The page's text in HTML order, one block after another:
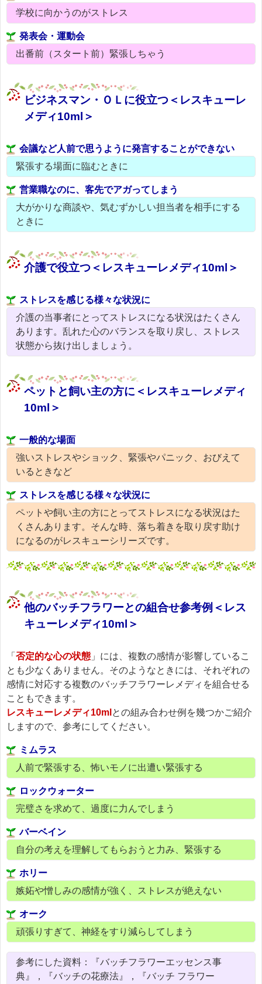
学校に向かうのがストレス
発表会・運動会
出番前（スタート前）緊張しちゃう
ビジネスマン・ＯＬに役立つ＜レスキューレ
メディ10ml＞
会議など人前で思うように発言することができない
緊張する場面に臨むときに
営業職なのに、客先でアガってしまう
大がかりな商談や、気むずかしい担当者を相手にする
ときに
介護で役立つ＜レスキューレメディ10ml＞
ストレスを感じる様々な状況に
介護の当事者にとってストレスになる状況はたくさん
あります。乱れた心のバランスを取り戻し、ストレス
状態から抜け出しましょう。
ペットと飼い主の方に＜レスキューレメディ
10ml＞
一般的な場面
強いストレスやショック、緊張やパニック、おびえて
いるときなど
ストレスを感じる様々な状況に
ペットや飼い主の方にとってストレスになる状況はた
くさんあります。そんな時、落ち着きを取り戻す助け
になるのがレスキューシリーズです。
他のバッチフラワーとの組合せ参考例＜レス
キューレメディ10ml＞
「 否定的な心の状態 」には、複数の感情が影響しているこ
とも少なくありません。そのようなときには、それぞれの
感情に対応する複数のバッチフラワーレメディを組合せる
こともできます。
レスキューレメディ10ml との組み合わせ例を幾つかご紹介
しますので、参考にしてください。
ミムラス
人前で緊張する、怖いモノに出遭い緊張する
ロックウォーター
完璧さを求めて、過度に力んでしまう
バーベイン
自分の考えを理解してもらおうと力み、緊張する
ホリー
嫉妬や憎しみの感情が強く、ストレスが絶えない
オーク
頑張りすぎて、神経をすり減らしてしまう
参考にした資料：『バッチフラワーエッセンス事
典』，『バッチの花療法』，『バッチ フラワー